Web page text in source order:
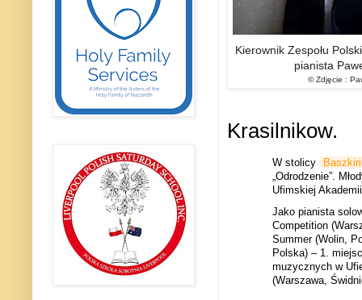
Kierownik Zespołu
pianista
© Zdjęcie :
Krasilnikow.
W stolicy
„Odrodzenie”.
Ufimskiej
Jako pianista
Competition
Summer (Wolin,
Polska) – 1.
muzycznych w
(Warszawa,